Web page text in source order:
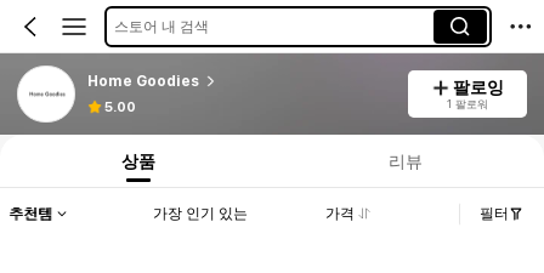
스토어 내 검색
Home Goodies
5.00
팔로잉
1 팔로워
상품 리뷰
추천템 가장 인기 있는 가격 필터